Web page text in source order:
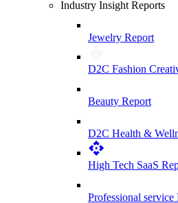
Industry Insight Reports
Jewelry Report
D2C Fashion
Beauty Report
D2C Health &
High Tech SaaS
Professional service